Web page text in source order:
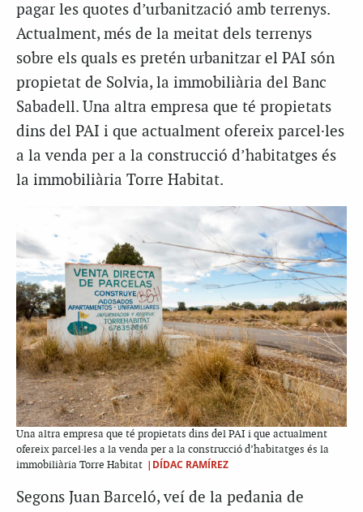
pagar les quotes d’urbanització amb terrenys.
Actualment, més de la meitat dels terrenys
sobre els quals es pretén urbanitzar el PAI són
propietat de Solvia, la immobiliària del Banc
Sabadell. Una altra empresa que té propietats
dins del PAI i que actualment ofereix parcel·les
a la venda per a la construcció d’habitatges és
la immobiliària Torre Habitat.
Una altra empresa que té propietats dins del PAI i que actualment
ofereix parcel·les a la venda per a la construcció d’habitatges és la
immobiliària Torre Habitat |DÍDAC RAMÍREZ
Segons Juan Barceló, veí de la pedania de